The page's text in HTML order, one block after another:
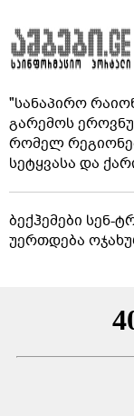
"სანაპირო
გარემოს
რომელ
სეტყვასა და
ბექჰემები სენ-
უერთდება